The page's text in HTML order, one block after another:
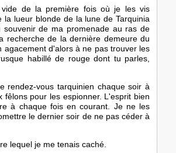
de la première fois où je les vis
lueur blonde de la lune de Tarquinia
de ma promenade au ras de
recherche de la dernière demeure du
agacement d'alors à ne pas trouver les
habillé de rouge dont tu parles,
rendez-vous tarquinien chaque soir à
pour les espionner. L'esprit bien
à chaque fois en courant. Je ne les
le dernier soir de ne pas céder à
lequel je me tenais caché.